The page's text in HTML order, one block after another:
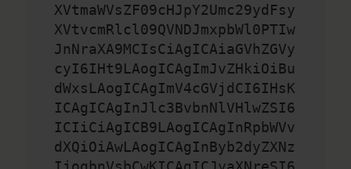
XVtmaWVsZF09cHJpY2Umc29ydFsy
XVtvcmRlcl09QVNDJmxpbWl0PTIw
JnNraXA9MCIsCiAgICAiaGVhZGVy
cyI6IHt9LAogICAgImJvZHkiOiBu
dWxsLAogICAgImV4cGVjdCI6IHsK
ICAgICAgInJlc3BvbnNlVHlwZSI6
ICIiCiAgICB9LAogICAgInRpbWVv
dXQiOiAwLAogICAgInByb2dyZXNz